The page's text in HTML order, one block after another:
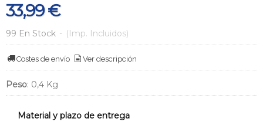
33,99 €
99 En Stock - (Imp. Incluidos)
Costes de envío Ver descripción
Peso: 0,4 Kg
Material y plazo de entrega